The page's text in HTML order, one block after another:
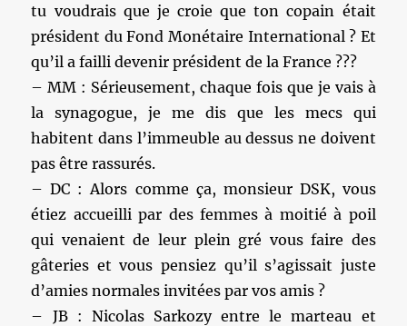
tu voudrais que je croie que ton copain était
président du Fond Monétaire International ? Et
qu’il a failli devenir président de la France ???
– MM : Sérieusement, chaque fois que je vais à
la synagogue, je me dis que les mecs qui
habitent dans l’immeuble au dessus ne doivent
pas être rassurés.
– DC : Alors comme ça, monsieur DSK, vous
étiez accueilli par des femmes à moitié à poil
qui venaient de leur plein gré vous faire des
gâteries et vous pensiez qu’il s’agissait juste
d’amies normales invitées par vos amis ?
– JB : Nicolas Sarkozy entre le marteau et